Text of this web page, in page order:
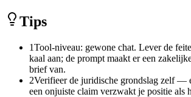
Tips
1Tool-niveau: gewone chat. Lever de
kaal aan; de prompt maakt er een
brief van.
2Verifieer de juridische grondslag zelf —
een onjuiste claim verzwakt je positie als